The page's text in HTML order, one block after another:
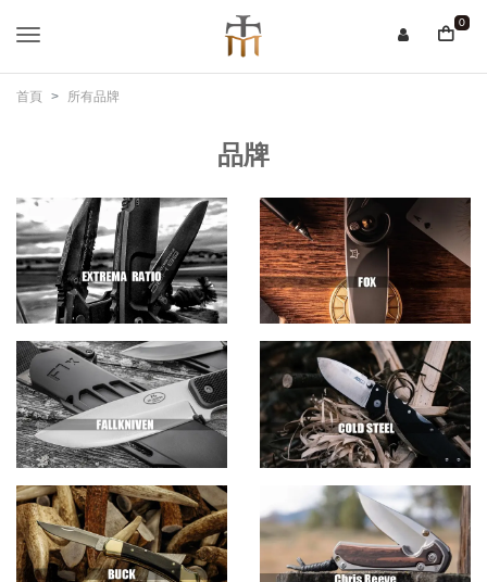
0
首頁 所有品牌
品牌